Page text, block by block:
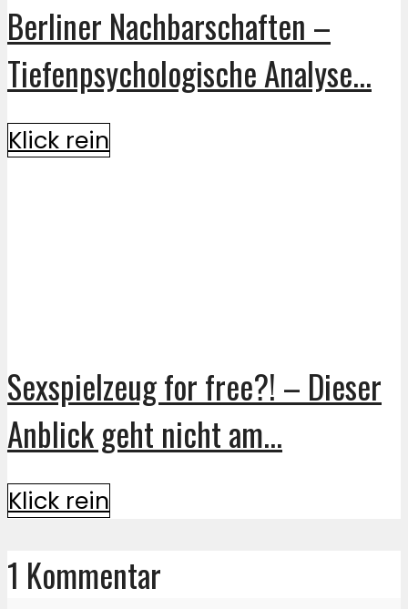
Berliner Nachbarschaften –
Tiefenpsychologische Analyse...
Klick rein
Sexspielzeug for free?! – Dieser
Anblick geht nicht am...
Klick rein
1 Kommentar